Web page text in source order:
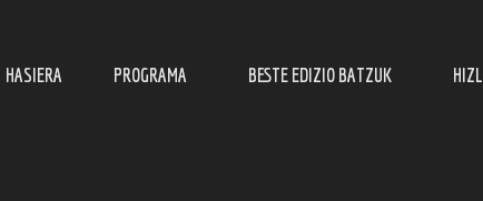
HASIERA PROGRAMA BESTE EDIZIO BATZUK